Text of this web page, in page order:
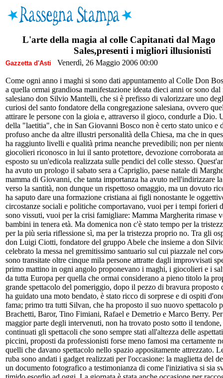
L'arte della magia al colle Capitanati dal Mago
Sales,presenti i migliori illusionisti
Gazzetta d'Asti Venerdì, 26 Maggio 2006 00:00
Come ogni anno i maghi si sono dati appuntamento al Colle Don
a quella ormai grandiosa manifestazione ideata dieci anni or sono dal
salesiano don Silvio Mantelli, che si è prefisso di valorizzare uno
curiosi del santo fondatore della congregazione salesiana, ovvero
attirare le persone con la gioia e, attraverso il gioco, condurle a Dio.
della "laetitia", che in San Giovanni Bosco non è certo stato unico e
profuso anche da altre illustri personalità della Chiesa, ma che in
ha raggiunto livelli e qualità prima neanche prevedibili; non per
giocolieri riconosco in lui il santo protettore, devozione corroborata
esposto su un'edicola realizzata sulle pendici del colle stesso.
ha avuto un prologo il sabato sera a Capriglio, paese natale di
mamma di Giovanni, che tanta importanza ha avuto nell'indirizzare
verso la santità, non dunque un rispettoso omaggio, ma un dovuto
ha saputo dare una formazione cristiana ai figli nonostante le
circostanze sociali e politiche comportavano, vuoi per i tempi forieri
sono vissuti, vuoi per la crisi famigliare: Mamma Margherita rimase
bambini in tenera età. Ma domenica non c'è stato tempo per la
per la più seria riflessione sì, ma per la tristezza proprio no. Tra gli
don Luigi Ciotti, fondatore del gruppo Abele che insieme a don
celebrato la messa nel gremitissimo santuario sul cui piazzale nel
sono transitate oltre cinque mila persone attratte dagli improvvisati
primo mattino in ogni angolo proponevano i maghi, i giocolieri e i
da tutta Europa per quella che ormai considerano a pieno titolo la
grande spettacolo del pomeriggio, dopo il pezzo di bravura proposto
ha guidato una moto bendato, è stato ricco di sorprese e di ospiti
fama; primo tra tutti Silvan, che ha proposto il suo nuovo spettacolo
Brachetti, Baror, Tino Fimiani, Rafael e Demetrio e Marco Berry.
maggior parte degli intervenuti, non ha trovato posto sotto il
continuati gli spettacoli che sono sempre stati all'altezza delle
piccini, proposti da professionisti forse meno famosi ma certamente
quelli che davano spettacolo nello spazio appositamente attrezzato.
ruba sono andati i gadget realizzati per l'occasione: la maglietta del
un documento fotografico a testimonianza di come l'iniziativa si sia